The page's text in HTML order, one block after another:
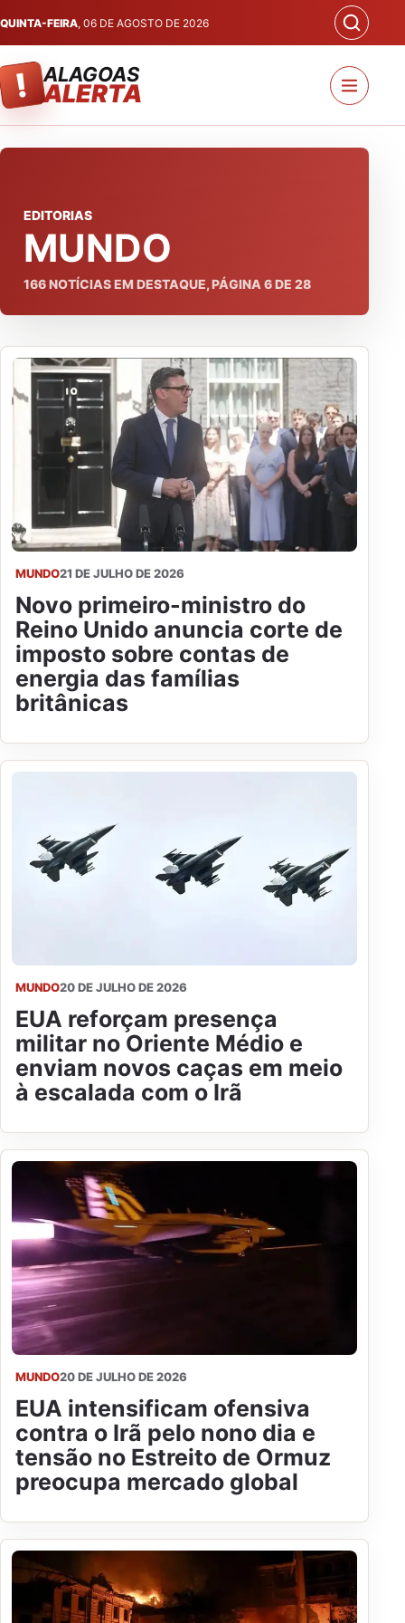
QUINTA-FEIRA, 06 DE AGOSTO DE 2026
! ALAGOAS
ALERTA
EDITORIAS
MUNDO
166NOTÍCIAS EM DESTAQUE, PÁGINA 6DE 28
MUNDO21 DE JULHO DE 2026
Novo primeiro-ministro do
Reino Unido anuncia corte de
imposto sobre contas de
energia das famílias
britânicas
MUNDO20 DE JULHO DE 2026
EUA reforçam presença
militar no Oriente Médio e
enviam novos caças em meio
à escalada com o Irã
MUNDO20 DE JULHO DE 2026
EUA intensificam ofensiva
contra o Irã pelo nono dia e
tensão no Estreito de Ormuz
preocupa mercado global